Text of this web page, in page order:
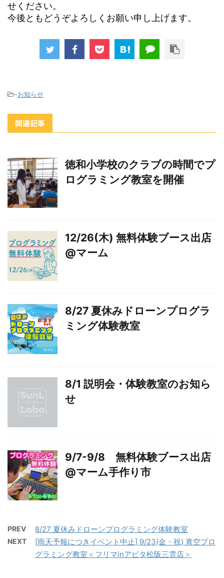
せください。
今後ともどうぞよろしくお願い申し上げます。
-お知らせ
関連記事
徳和小学校のクラブの時間でプ
ログラミング教室を開催
12/26(木) 無料体験ブース出店
@マーム
8/27 夏休みドローンプログラ
ミング体験教室
8/1 説明会・体験教室のお知ら
せ
9/7-9/8 無料体験ブース出店
@マーム手作り市
PREV 8/27 夏休みドローンプログラミング体験教室
NEXT
[雨天予報につきイベント中止] 9/23(金・祝) 青空プロ
グラミング教室＜フリマinアピタ松阪三雲店＞